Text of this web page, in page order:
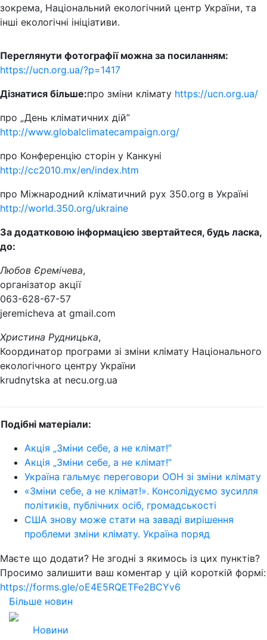
зокрема, Національний екологічний центр України, та
інші екологічні ініціативи.
Переглянути фотографії можна за посиланням:
https://ucn.org.ua/?p=1417
Дізнатися більше:про зміни клімату https://ucn.org.ua/
про „День кліматичних дій”
http://www.globalclimatecampaign.org/
про Конференцію сторін у Канкуні
http://cc2010.mx/en/index.htm
про Міжнародний кліматичний рух 350.org в Україні
http://world.350.org/ukraine
За додатковою інформацією звертайтеся, будь ласка,
до:
Любов Єремічева,
організатор акції
063-628-67-57
jeremicheva at gmail.com
Христина Рудницька,
Координатор програми зі зміни клімату Національного
екологічного центру України
krudnytska at necu.org.ua
Подібні матеріали:
Акція „Зміни себе, а не клімат!”
Акція „Зміни себе, а не клімат!”
Україна гальмує переговори ООН зі зміни клімату
«Зміни себе, а не клімат!». Консолідуємо зусилля
політиків, публічних осіб, громадськості
США знову може стати на заваді вирішення
проблеми зміни клімату. Україна поряд
Маєте що додати? Не згодні з якимось із цих пунктів?
Просимо залишити ваш коментар у цій короткій формі:
https://forms.gle/oE4E5RQETFe2BCYv6
Більше новин
Новини